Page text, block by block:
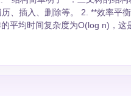
树，在特定情况下如二叉搜索树
平均时间复杂度为O(log n)，这
更高。 3. **便于算法优化**：二叉树的结构特
查找、插入和删除操作。另外